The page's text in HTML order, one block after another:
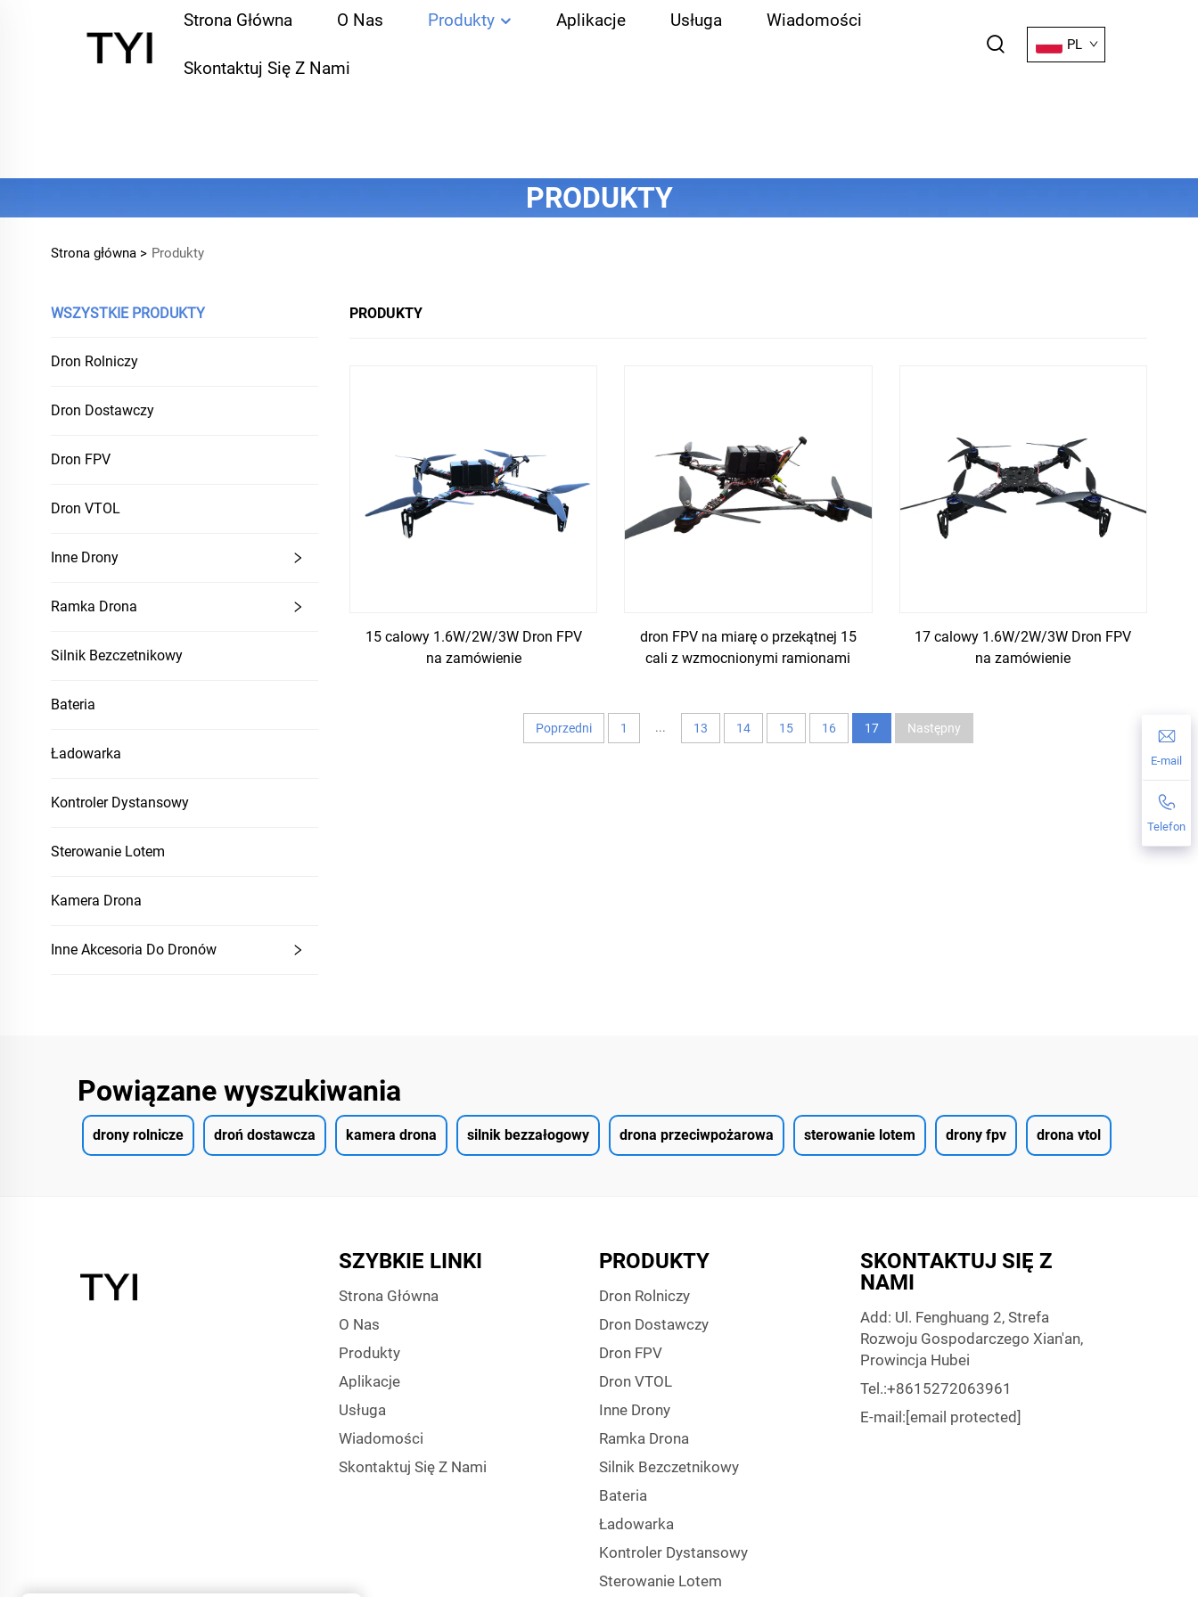
Strona Główna O Nas Produkty Aplikacje Usługa Wiadomości
Skontaktuj Się Z Nami
PL
PRODUKTY
Strona główna > Produkty
WSZYSTKIE PRODUKTY
Dron Rolniczy
Dron Dostawczy
Dron FPV
Dron VTOL
Inne Drony
Ramka Drona
Silnik Bezczetnikowy
Bateria
Ładowarka
Kontroler Dystansowy
Sterowanie Lotem
Kamera Drona
Inne Akcesoria Do Dronów
PRODUKTY
15 calowy 1.6W/2W/3W Dron FPV
na zamówienie
dron FPV na miarę o przekątnej 15
cali z wzmocnionymi ramionami
17 calowy 1.6W/2W/3W Dron FPV
na zamówienie
Poprzedni 1 ... 13 14 15 16 17 Następny
E-mail
Telefon
Powiązane wyszukiwania
drony rolnicze droń dostawcza kamera drona silnik bezzałogowy drona przeciwpożarowa sterowanie lotem drony fpv drona vtol
SZYBKIE LINKI
Strona Główna
O Nas
Produkty
Aplikacje
Usługa
Wiadomości
Skontaktuj Się Z Nami
PRODUKTY
Dron Rolniczy
Dron Dostawczy
Dron FPV
Dron VTOL
Inne Drony
Ramka Drona
Silnik Bezczetnikowy
Bateria
Ładowarka
Kontroler Dystansowy
Sterowanie Lotem
SKONTAKTUJ SIĘ Z
NAMI
Add: Ul. Fenghuang 2, Strefa
Rozwoju Gospodarczego Xian'an,
Prowincja Hubei
Tel.:+8615272063961
E-mail: [email protected]